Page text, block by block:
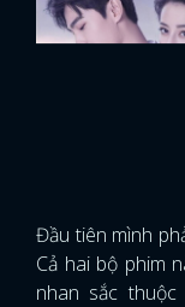
Đầu tiên mình
Cả hai bộ phim
nhan sắc